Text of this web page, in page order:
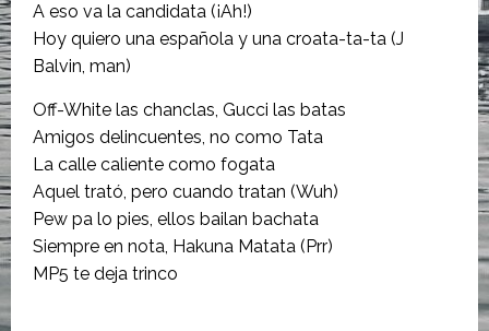
A eso va la candidata (¡Ah!)
Hoy quiero una española y una croata-ta-ta (J
Balvin, man)
Off-White las chanclas, Gucci las batas
Amigos delincuentes, no como Tata
La calle caliente como fogata
Aquel trató, pero cuando tratan (Wuh)
Pew pa lo pies, ellos bailan bachata
Siempre en nota, Hakuna Matata (Prr)
MP5 te deja trinco